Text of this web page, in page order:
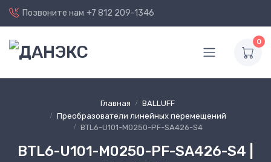
Позвоните нам +7 812 209-1346
0
Главная
BALLUFF
Преобразователи линейных перемещений
BTL6-U101-M0250-PF-SA426-S4
BTL6-U101-M0250-PF-SA426-S4 |